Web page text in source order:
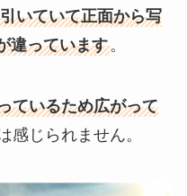
いていて正面から写
違っています。
ているため広がって
感じられません。